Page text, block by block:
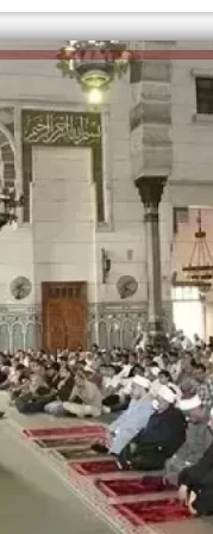
رسالتى لآخر الزمان «محطة الضبعة
النووية»... من الحلم إلى التنفيذ